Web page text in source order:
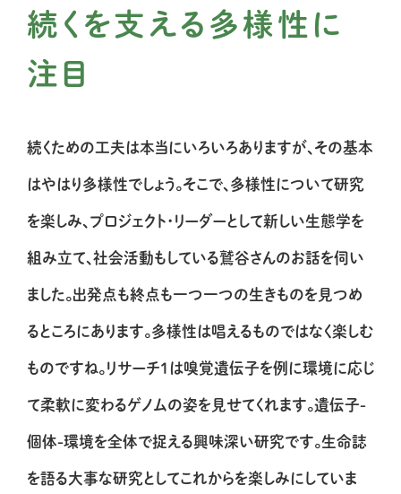
続くを支える多様性に
注目
続くための工夫は本当にいろいろありますが、その基本
はやはり多様性でしょう。そこで、多様性について研究
を楽しみ、プロジェクト・リーダーとして新しい生態学を
組み立て、社会活動もしている鷲谷さんのお話を伺い
ました。出発点も終点も一つ一つの生きものを見つめ
るところにあります。多様性は唱えるものではなく楽しむ
ものですね。リサーチ1は嗅覚遺伝子を例に環境に応じ
て柔軟に変わるゲノムの姿を見せてくれます。遺伝子-
個体-環境を全体で捉える興味深い研究です。生命誌
を語る大事な研究としてこれからを楽しみにしていま